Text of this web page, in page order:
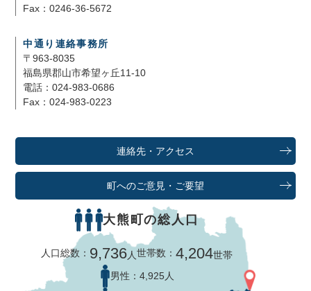
Fax：0246-36-5672
中通り連絡事務所
〒963-8035
福島県郡山市希望ヶ丘11-10
電話：024-983-0686
Fax：024-983-0223
連絡先・アクセス
町へのご意見・ご要望
大熊町の総人口
人口総数： 9,736人世帯数：4,204世帯
男性： 4,925人